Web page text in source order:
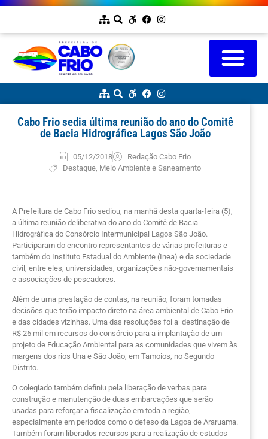
Cabo Frio sedia última reunião do ano do Comitê
de Bacia Hidrográfica Lagos São João
05/12/2018
Redação Cabo Frio
Destaque Meio Ambiente e Saneamento
A Prefeitura de Cabo Frio sediou, na manhã desta quarta-feira (5),
a última reunião deliberativa do ano do Comitê de Bacia
Hidrográfica do Consórcio Intermunicipal Lagos São João.
Participaram do encontro representantes de várias prefeituras e
também do Instituto Estadual do Ambiente (Inea) e da sociedade
civil, entre eles, universidades, organizações não-governamentais
e associações de pescadores.
Além de uma prestação de contas, na reunião, foram tomadas
decisões que terão impacto direto na área ambiental de Cabo Frio
e das cidades vizinhas. Uma das resoluções foi a destinação de
R$ 26 mil em recursos do consórcio para a implantação de um
projeto de Educação Ambiental para as comunidades que vivem às
margens dos rios Una e São João, em Tamoios, no Segundo
Distrito.
O colegiado também definiu pela liberação de verbas para
construção e manutenção de duas embarcações que serão
usadas para reforçar a fiscalização em toda a região,
especialmente em períodos como o defeso da Lagoa de Araruama.
Também foram liberados recursos para a realização de estudos